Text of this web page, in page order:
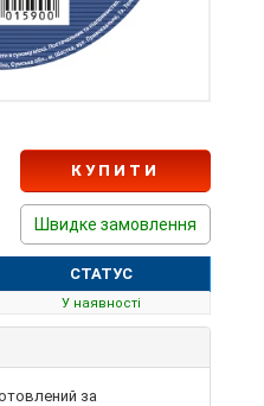
Швидке замовлення
КУПИТИ
СТАТУС
У наявності
за